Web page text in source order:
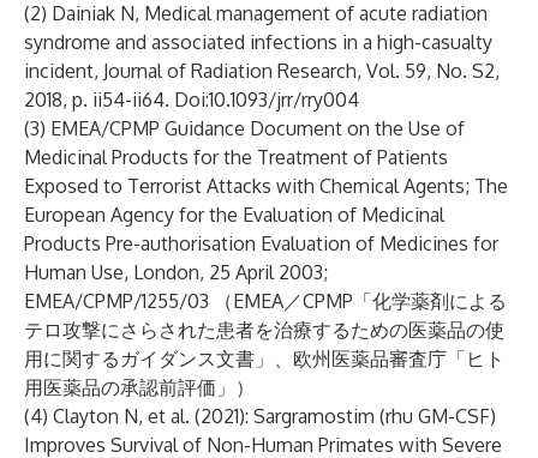
(2) Dainiak N, Medical management of acute radiation
syndrome and associated infections in a high-casualty
incident, Journal of Radiation Research, Vol. 59, No. S2,
2018, p. ii54-ii64. Doi:10.1093/jrr/rry004
(3) EMEA/CPMP Guidance Document on the Use of
Medicinal Products for the Treatment of Patients
Exposed to Terrorist Attacks with Chemical Agents; The
European Agency for the Evaluation of Medicinal
Products Pre-authorisation Evaluation of Medicines for
Human Use, London, 25 April 2003;
EMEA/CPMP/1255/03 （EMEA／CPMP「化学薬剤による
テロ攻撃にさらされた患者を治療するための医薬品の使
用に関するガイダンス文書」、欧州医薬品審査庁「ヒト
用医薬品の承認前評価」）
(4) Clayton N, et al. (2021): Sargramostim (rhu GM-CSF)
Improves Survival of Non-Human Primates with Severe